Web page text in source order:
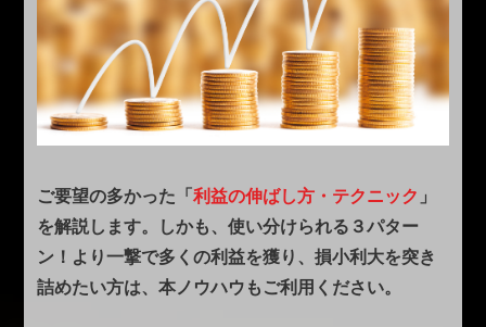
ご要望の多かった「利益の伸ばし方・テクニック 」
を解説します。
しかも、使い分けられる３パター
ン！ より一撃で多くの利益を獲り、損小利大を突き
詰めたい方は、本ノウハウもご利用ください。